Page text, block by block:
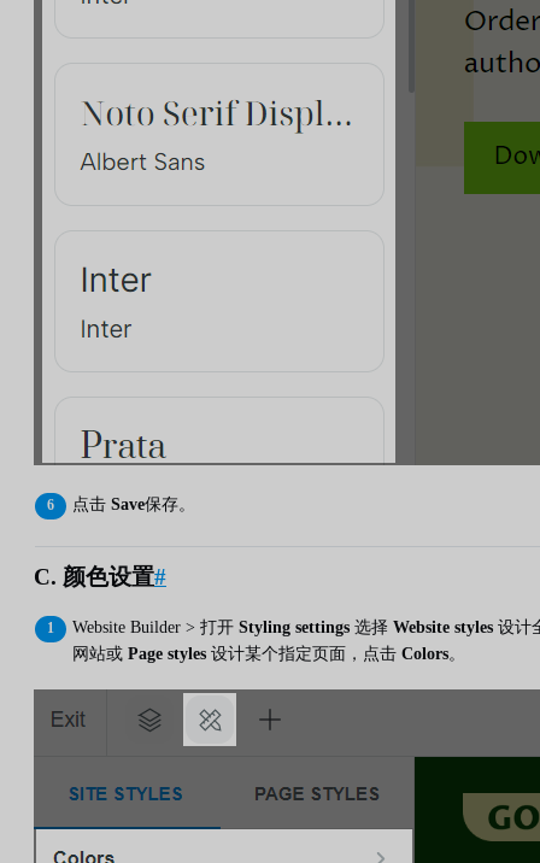
点击 Save保存。
C. 颜色设置#
Website Builder > 打开 Styling settings 选择 Website styles 设计
网站或 Page styles 设计某个指定页面，点击 Colors。